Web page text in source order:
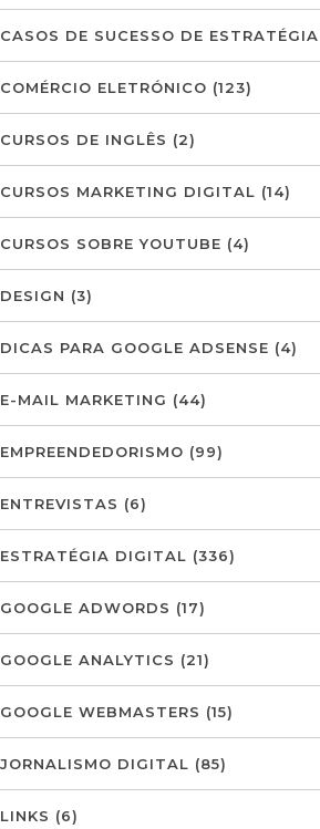
CASOS DE SUCESSO DE
COMÉRCIO ELETRÓNICO (123)
CURSOS DE INGLÊS (2)
CURSOS MARKETING DIGITAL (14)
CURSOS SOBRE YOUTUBE (4)
DESIGN (3)
DICAS PARA GOOGLE ADSENSE (4)
E-MAIL MARKETING (44)
EMPREENDEDORISMO (99)
ENTREVISTAS (6)
ESTRATÉGIA DIGITAL (336)
GOOGLE ADWORDS (17)
GOOGLE ANALYTICS (21)
GOOGLE WEBMASTERS (15)
JORNALISMO DIGITAL (85)
LINKS (6)